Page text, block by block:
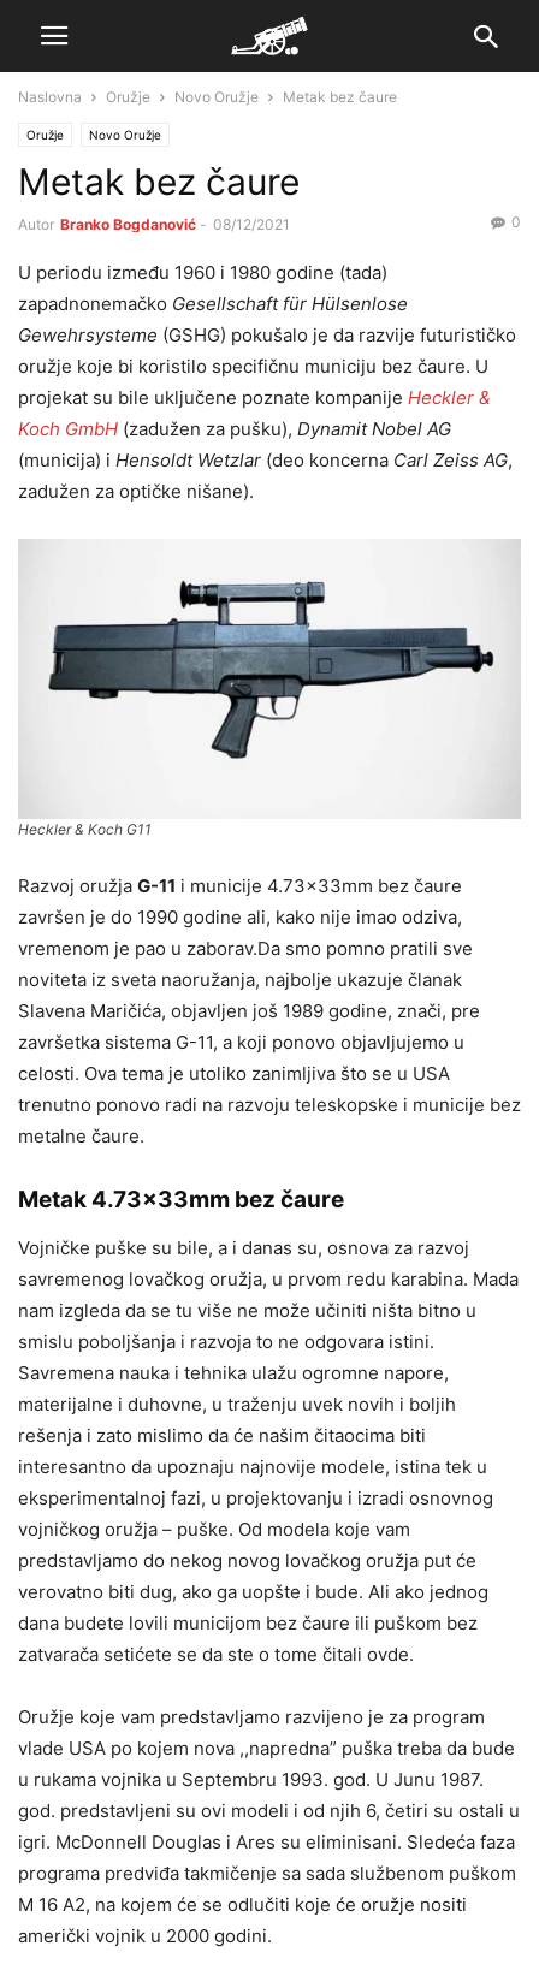
Naslovna Oružje Novo Oružje Metak bez čaure
Oružje Novo Oružje
Metak bez čaure
Autor Branko Bogdanović - 08/12/2021 0
U periodu između 1960 i 1980 godine (tada)
zapadnonemačko Gesellschaft für Hülsenlose
Gewehrsysteme (GSHG) pokušalo je da razvije futurističko
oružje koje bi koristilo specifičnu municiju bez čaure. U
projekat su bile uključene poznate kompanije Heckler &
Koch GmbH (zadužen za pušku), Dynamit Nobel AG
(municija) i Hensoldt Wetzlar (deo koncerna Carl Zeiss AG,
zadužen za optičke nišane).
Heckler & Koch G11
Razvoj oružja G-11 i municije 4.73×33mm bez čaure
završen je do 1990 godine ali, kako nije imao odziva,
vremenom je pao u zaborav.Da smo pomno pratili sve
noviteta iz sveta naoružanja, najbolje ukazuje članak
Slavena Maričića, objavljen još 1989 godine, znači, pre
završetka sistema G-11, a koji ponovo objavljujemo u
celosti. Ova tema je utoliko zanimljiva što se u USA
trenutno ponovo radi na razvoju teleskopske i municije bez
metalne čaure.
Metak 4.73×33mm bez čaure
Vojničke puške su bile, a i danas su, osnova za razvoj
savremenog lovačkog oružja, u prvom redu karabina. Mada
nam izgleda da se tu više ne može učiniti ništa bitno u
smislu poboljšanja i razvoja to ne odgovara istini.
Savremena nauka i tehnika ulažu ogromne napore,
materijalne i duhovne, u traženju uvek novih i boljih
rešenja i zato mislimo da će našim čitaocima biti
interesantno da upoznaju najnovije modele, istina tek u
eksperimentalnoj fazi, u projektovanju i izradi osnovnog
vojničkog oružja – puške. Od modela koje vam
predstavljamo do nekog novog lovačkog oružja put će
verovatno biti dug, ako ga uopšte i bude. Ali ako jednog
dana budete lovili municijom bez čaure ili puškom bez
zatvarača setićete se da ste o tome čitali ovde.
Oružje koje vam predstavljamo razvijeno je za program
vlade USA po kojem nova ,,napredna” puška treba da bude
u rukama vojnika u Septembru 1993. god. U Junu 1987.
god. predstavljeni su ovi modeli i od njih 6, četiri su ostali u
igri. McDonnell Douglas i Ares su eliminisani. Sledeća faza
programa predviđa takmičenje sa sada službenom puškom
M 16 A2, na kojem će se odlučiti koje će oružje nositi
američki vojnik u 2000 godini.